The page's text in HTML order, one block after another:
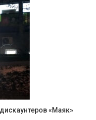
«Маяк»